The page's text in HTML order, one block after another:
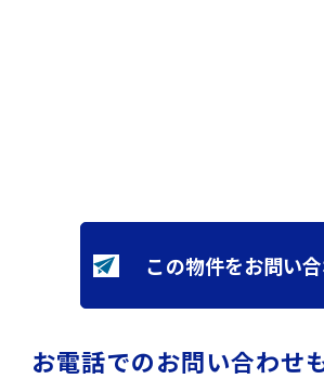
この物件をお問い
お電話でのお問い合わせ